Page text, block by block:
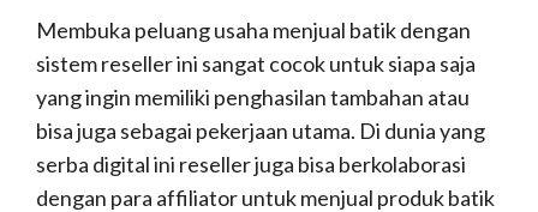
Membuka peluang usaha menjual batik dengan
sistem reseller ini sangat cocok untuk siapa saja
yang ingin memiliki penghasilan tambahan atau
bisa juga sebagai pekerjaan utama. Di dunia yang
serba digital ini reseller juga bisa berkolaborasi
dengan para affiliator untuk menjual produk batik